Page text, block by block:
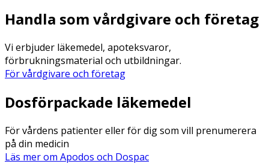
Handla som vårdgivare och företag
Vi erbjuder läkemedel, apoteksvaror,
förbrukningsmaterial och utbildningar.
För vårdgivare och företag
Dosförpackade läkemedel
För vårdens patienter eller för dig som vill prenumerera
på din medicin
Läs mer om Apodos och Dospac